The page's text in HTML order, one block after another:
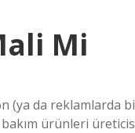
Mi
(ya da reklamlarda
ürünleri